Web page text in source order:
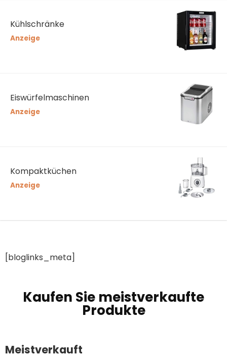
Kühlschränke
Anzeige
Eiswürfelmaschinen
Anzeige
Kompaktküchen
Anzeige
[bloglinks_meta]
Kaufen Sie meistverkaufte
Produkte
Meistverkauft